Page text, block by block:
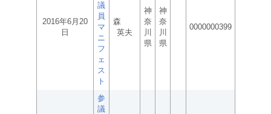
2016年6月20
日
議
員
マ
ニ
フ
ェ
ス
ト
森
英夫
神
奈
川
県
神
奈
川
県
0000000399
参
議